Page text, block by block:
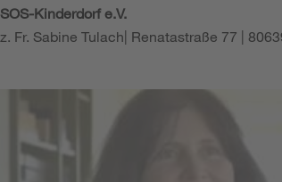
SOS-Kinderdorf e.V.
z. Fr. Sabine Tulach| Renatastraße 77 |